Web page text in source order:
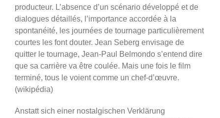
producteur. L’absence d’un scénario développé et de
dialogues détaillés, l’importance accordée à la
spontanéité, les journées de tournage particulièrement
courtes les font douter. Jean Seberg envisage de
quitter le tournage, Jean-Paul Belmondo s’entend dire
que sa carrière va être coulée. Mais une fois le film
terminé, tous le voient comme un chef-d’œuvre.
(wikipédia)
Anstatt sich einer nostalgischen Verklärung